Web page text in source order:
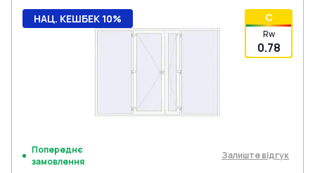
C
Rw
0.78
НАЦ. КЕШБЕК 10%
Попереднє
замовлення
Залиште відгук